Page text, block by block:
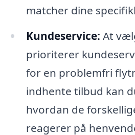
matcher dine
Kundeservice: At
prioriterer
for en problemfri
indhente tilbud kan
hvordan de
reagerer på